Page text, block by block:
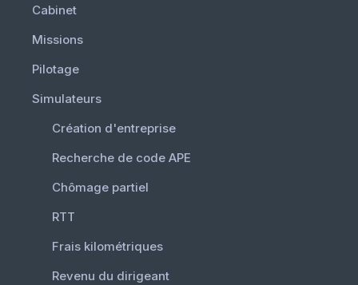
Cabinet
Missions
Pilotage
Simulateurs
Création d'entreprise
Recherche de code APE
Chômage partiel
RTT
Frais kilométriques
Revenu du dirigeant